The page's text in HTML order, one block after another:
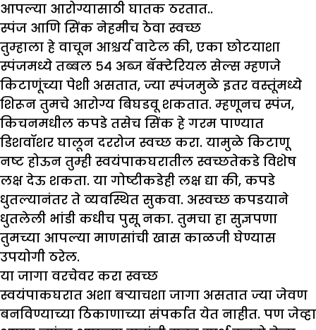
आपल्या आरोग्यासाठी घातक ठरतात..
स्पंज आणि सिंक नेहमीच ठेवा स्वच्छ
तुम्हाला हे वाचून आश्चर्य वाटेल की, एका छोटयाशा
स्पंजमध्ये तब्बल ५४ अब्ज बॅक्टेरियल सेल्स म्हणजे
किटाणूंच्या पेशी असतात, ज्या स्पंजमुळे इतर वस्तूंमध्ये
शिरून तुमचे आरोग्य बिघडवू शकतात. म्हणूनच स्पंज,
किचनमधील कपडे तसेच सिंक हे गरम पाण्यात
डिशवॉशर घालून दररोज स्वच्छ करा. यामुळे किटाणू
नष्ट होऊन तुम्ही स्वयंपाकघरातील स्वच्छतेकडे विशेष
लक्ष देऊ शकता. या गोष्टीकडेही लक्ष द्या की, कपडे
धुतल्यानंतर ते व्यवस्थित सुकवा. अस्वच्छ कपडयाने
धुतलेली भांडी कधीच पुसू नका. तुमचा हा सुज्ञपणा
तुमच्या आपल्या माणसांची खास काळजी घेण्यास
उपयोगी ठरेल.
या जागा वरचेवर करा स्वच्छ
स्वयंपाकघरात अशा बऱ्याचशा जागा असतात ज्या जेवण
बनविण्याच्या ठिकाणाच्या संपर्कात येत नाहीत. पण जेव्हा